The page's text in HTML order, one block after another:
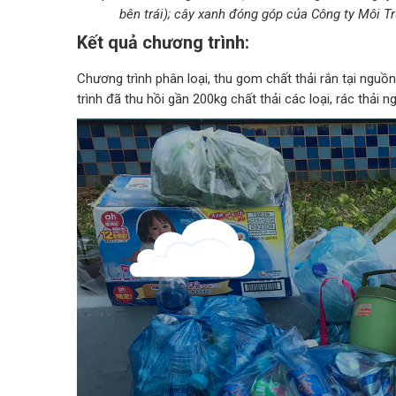
bên trái); cây xanh đóng góp của Công ty Môi
Kết quả chương trình:
Chương trình phân loại, thu gom chất thải rắn tại
trình đã thu hồi gần 200kg chất thải các loại, rác thải